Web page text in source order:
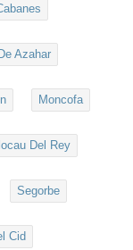
Azahar
Moncofa
Del Rey
Segorbe
Cid